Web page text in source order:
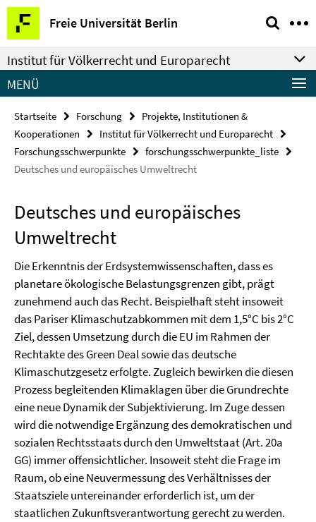
Springe
direkt
zu
Inhalt
Freie Universität Berlin
Service-
Navigation
Institut für Völkerrecht und Europarecht
MENÜ
Startseite Forschung
Projekte, Institutionen &
Kooperationen
Institut für Völkerrecht und Europarecht
Forschungsschwerpunkte
forschungsschwerpunkte_liste
Deutsches und europäisches Umweltrecht
Deutsches und europäisches
Umweltrecht
Die Erkenntnis der Erdsystemwissenschaften, dass es
planetare ökologische Belastungsgrenzen gibt, prägt
zunehmend auch das Recht. Beispielhaft steht insoweit
das Pariser Klimaschutzabkommen mit dem 1,5°C bis 2°C
Ziel, dessen Umsetzung durch die EU im Rahmen der
Rechtakte des Green Deal sowie das deutsche
Klimaschutzgesetz erfolgte. Zugleich bewirken die diesen
Prozess begleitenden Klimaklagen über die Grundrechte
eine neue Dynamik der Subjektivierung. Im Zuge dessen
wird die notwendige Ergänzung des demokratischen und
sozialen Rechtsstaats durch den Umweltstaat (Art. 20a
GG) immer offensichtlicher. Insoweit steht die Frage im
Raum, ob eine Neuvermessung des Verhältnisses der
Staatsziele untereinander erforderlich ist, um der
staatlichen Zukunftsverantwortung gerecht zu werden.